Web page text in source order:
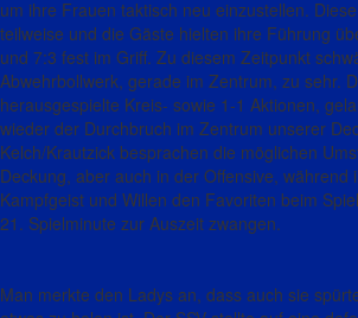
um ihre Frauen taktisch neu einzustellen.
teilweise und die Gäste hielten ihre Führung
und 7:3 fest im Griff. Zu diesem Zeitpunkt
Abwehrbollwerk, gerade im Zentrum, zu sehr.
herausgespielte Kreis- sowie 1-1 Aktionen,
wieder der Durchbruch im Zentrum unserer
Kelch/Krautzick besprachen die möglichen
Deckung, aber auch in der Offensive, während
Kampfgeist und Willen den Favoriten beim
21. Spielminute zur Auszeit zwangen.
Man merkte den Ladys an, dass auch sie